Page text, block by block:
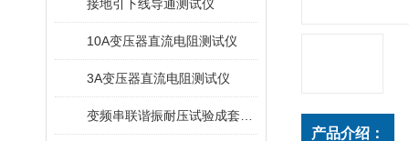
接地引下线导通测试仪
10A变压器直流电阻测试仪
3A变压器直流电阻测试仪
产品介绍：